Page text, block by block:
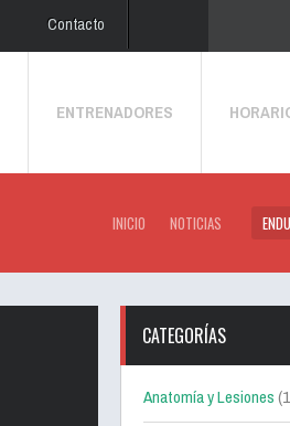
Contacto
ENTRENADORES
INICIO NOTICIAS
CATEGORÍAS
Anatomía y Lesiones